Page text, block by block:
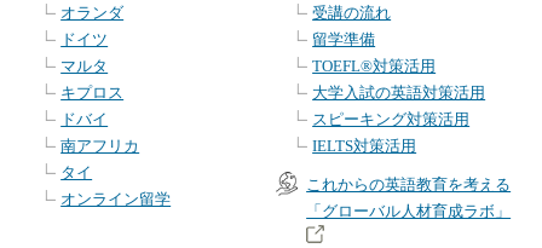
オランダ
ドイツ
マルタ
キプロス
ドバイ
南アフリカ
タイ
オンライン留学
受講の流れ
留学準備
TOEFL®対策活用
大学入試の英語対策活用
スピーキング対策活用
IELTS対策活用
これからの英語教育を考える
「グローバル人材育成ラボ」